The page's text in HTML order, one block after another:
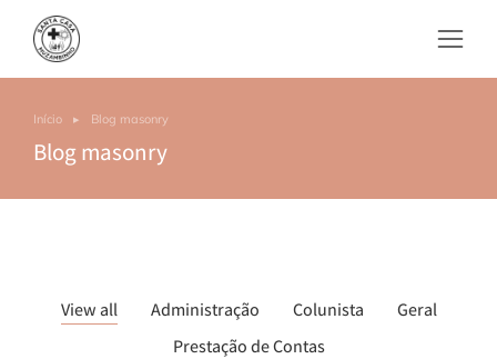
Você está aqui:
Início Blog masonry
Blog masonry
View all Administração Colunista
Geral
Prestação de Contas